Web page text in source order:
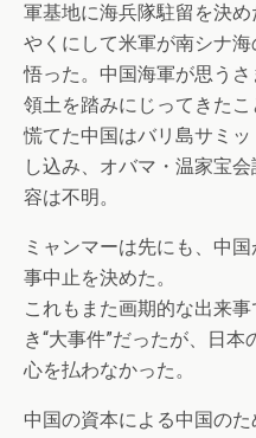
軍基地に海兵隊駐留を決
やくにして米軍が南シナ
悟った。中国海軍が思う
領土を踏みにじってきたこ
慌てた中国はバリ島サミ
し込み、オバマ・温家宝
容は不明。
ミャンマーは先にも、中
事中止を決めた。
これもまた画期的な出来
き“大事件”だったが、日
心を払わなかった。
中国の資本による中国の